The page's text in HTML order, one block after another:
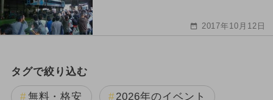
2017年10月12日
タグで絞り込む
無料・格安 2026年のイベント